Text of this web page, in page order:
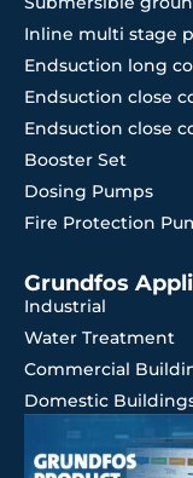
Inline multi stage
Endsuction long
Endsuction close
Endsuction close
Booster Set
Dosing Pumps
Fire Protection
Grundfos
Industrial
Water Treatment
Commercial
Domestic